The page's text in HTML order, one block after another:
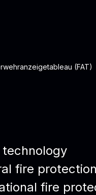
(FAT)
fire protection
fire